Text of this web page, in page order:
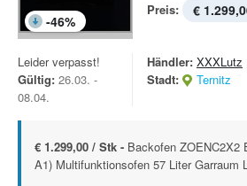
-46%
Preis: €
Leider verpasst!
Gültig: 26.03. -
08.04.
Händler: XXXLutz
Stadt:
Ternitz
€ 1.299,00 / Stk - Backofen ZOENC2X2
A1) Multifunktionsofen 57 Liter Garraum